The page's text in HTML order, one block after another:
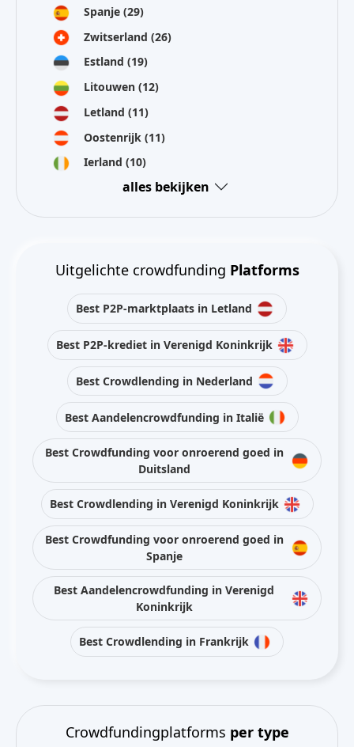
Spanje (29)
Zwitserland (26)
Estland (19)
Litouwen (12)
Letland (11)
Oostenrijk (11)
Ierland (10)
alles bekijken
Uitgelichte crowdfunding Platforms
Best P2P-marktplaats in Letland
Best P2P-krediet in Verenigd Koninkrijk
Best Crowdlending in Nederland
Best Aandelencrowdfunding in Italië
Best Crowdfunding voor onroerend goed in
Duitsland
Best Crowdlending in Verenigd Koninkrijk
Best Crowdfunding voor onroerend goed in
Spanje
Best Aandelencrowdfunding in Verenigd
Koninkrijk
Best Crowdlending in Frankrijk
Crowdfundingplatforms per type